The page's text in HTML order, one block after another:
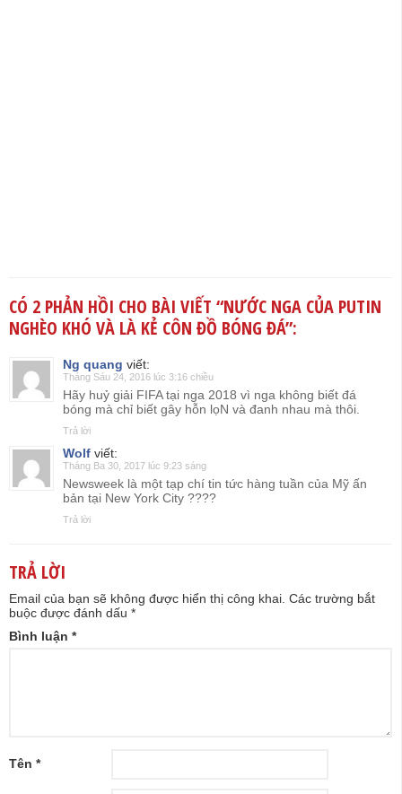
CÓ 2 PHẢN HỒI CHO BÀI VIẾT “NƯỚC NGA CỦA PUTIN
NGHÈO KHÓ VÀ LÀ KẺ CÔN ĐỒ BÓNG ĐÁ”:
Ng quang viết:
Tháng Sáu 24, 2016 lúc 3:16 chiều
Hãy huỷ giải FIFA tại nga 2018 vì nga không biết đá
bóng mà chỉ biết gây hỗn lọN và đanh nhau mà thôi.
Trả lời
Wolf viết:
Tháng Ba 30, 2017 lúc 9:23 sáng
Newsweek là một tạp chí tin tức hàng tuần của Mỹ ấn
bản tại New York City ????
Trả lời
TRẢ LỜI
Email của bạn sẽ không được hiển thị công khai. Các trường bắt
buộc được đánh dấu *
Bình luận *
Tên *